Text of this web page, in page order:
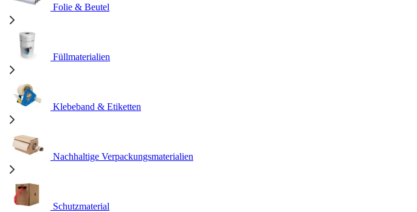
Folie & Beutel
Füllmaterialien
Klebeband & Etiketten
Nachhaltige Verpackungsmaterialien
Schutzmaterial